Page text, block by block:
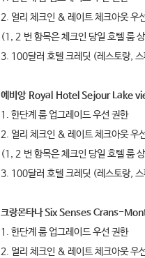
2. 얼리 체크인 & 레이트 체크아웃 우
(1, 2 번 항목은 체크인 당일 호텔 룸
3. 100달러 호텔 크레딧 (레스토랑,
에비앙 Royal Hotel Sejour Lake
1. 한단계 룸 업그레이드 우선 권한
2. 얼리 체크인 & 레이트 체크아웃 우
(1, 2 번 항목은 체크인 당일 호텔 룸
3. 100달러 호텔 크레딧 (레스토랑,
크랑몬타나 Six Senses Crans-
1. 한단계 룸 업그레이드 우선 권한
2. 얼리 체크인 & 레이트 체크아웃 우